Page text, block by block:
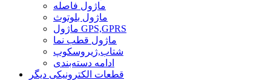
ماژول فاصله
ماژول بلوتوث
ماژول GPS,GPRS
ماژول قطب نما
شتاب,ژیروسکوپ
ادامه دسته‌بندی
قطعات الکترونیکی دیگر